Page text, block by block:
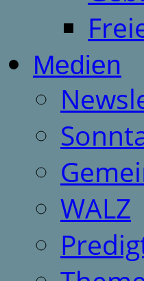
Medien
WALZ